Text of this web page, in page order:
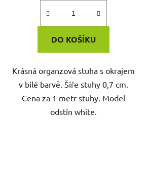
DO KOŠÍKU
Krásná organzová stuha s okrajem
v bílé barvě. Šíře stuhy 0,7 cm.
Cena za 1 metr stuhy. Model
odstín white.